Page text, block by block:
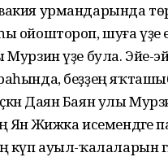
урмандарында
ойоштороп, шуға үҙе
Мурзин үҙе була. Эйе-
беҙҙең
Даян Баян улы
Ян Жижка исемендәге
күп ауыл-ҡалаларын